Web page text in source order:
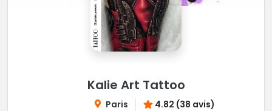
Kalie Art Tattoo
Paris 4.82 (38 avis)